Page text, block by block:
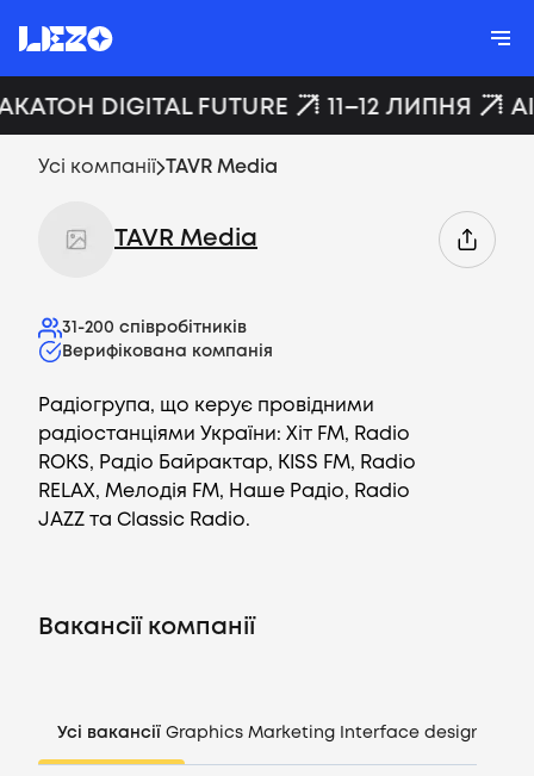
DIGITAL FUTURE 11–12 ЛИПНЯ
Усі компанії TAVR Media
TAVR Media
31-200 співробітників
Верифікована компанія
Радіогрупа, що керує провідними
радіостанціями України: Хіт FM, Radio
ROKS, Радіо Байрактар, KISS FM, Radio
RELAX, Мелодія FM, Наше Радіо, Radio
JAZZ та Classic Radio.
Вакансії компанії
Усі вакансії Graphics Marketing Interface design